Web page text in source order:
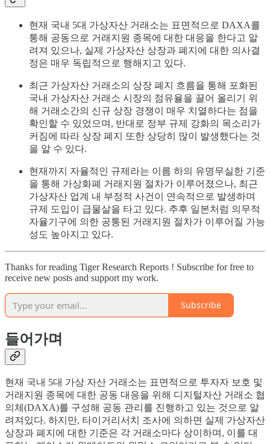
현재 국내 5대 가상자산 거래소는 표면적으로 DAXA를
통해 공동으로 거래지원 종목에 대한 대응을 한다고 알
려져 있으나, 실제 가상자산 상장과 폐지에 대한 의사결
정은 매우 독립적으로 행해지고 있다.
최근 가상자산 거래소의 상장 폐지 흐름을 통해 포화된
국내 가상자산 거래소 시장의 점유율을 끌어 올리기 위
해 거래소간의 신규 상장 경쟁이 매우 치열하다는 점을
확인할 수 있었으며, 반대로 정부 규제 강화의 목소리가
커짐에 따라 상장 폐지 또한 상당히 많이 발생했다는 것
을 알 수 있다.
현재까지 자율적인 규제라는 이름 하의 유명무실한 기준
을 통해 가상화폐 거래지원 절차가 이루어졌으나, 최근
가상자산 업계 내 부정적 사건이 연속적으로 발생하며
규제 도입이 급물살을 타고 있다. 추후 일본처럼 의무적
자율기구에 의한 공통된 거래지원 절차가 이루어질 가능
성도 높아지고 있다.
Thanks for reading Tiger Research Reports ! Subscribe for free to
receive new posts and support my work.
Subscribe
들어가며
현재 국내 5대 가상 자산 거래소는 표면적으로 투자자 보호 및
거래지원 종목에 대한 공동 대응을 위해 디지털자산 거래소 협
의체(DAXA)를 구성해 공동 관리를 진행하고 있는 것으로 알
려져있다. 하지만, 타이거리서치 조사에 의하면 실제 가상자산
상장과 폐지에 대한 기준은 각 거래소마다 상이하며, 이를 대